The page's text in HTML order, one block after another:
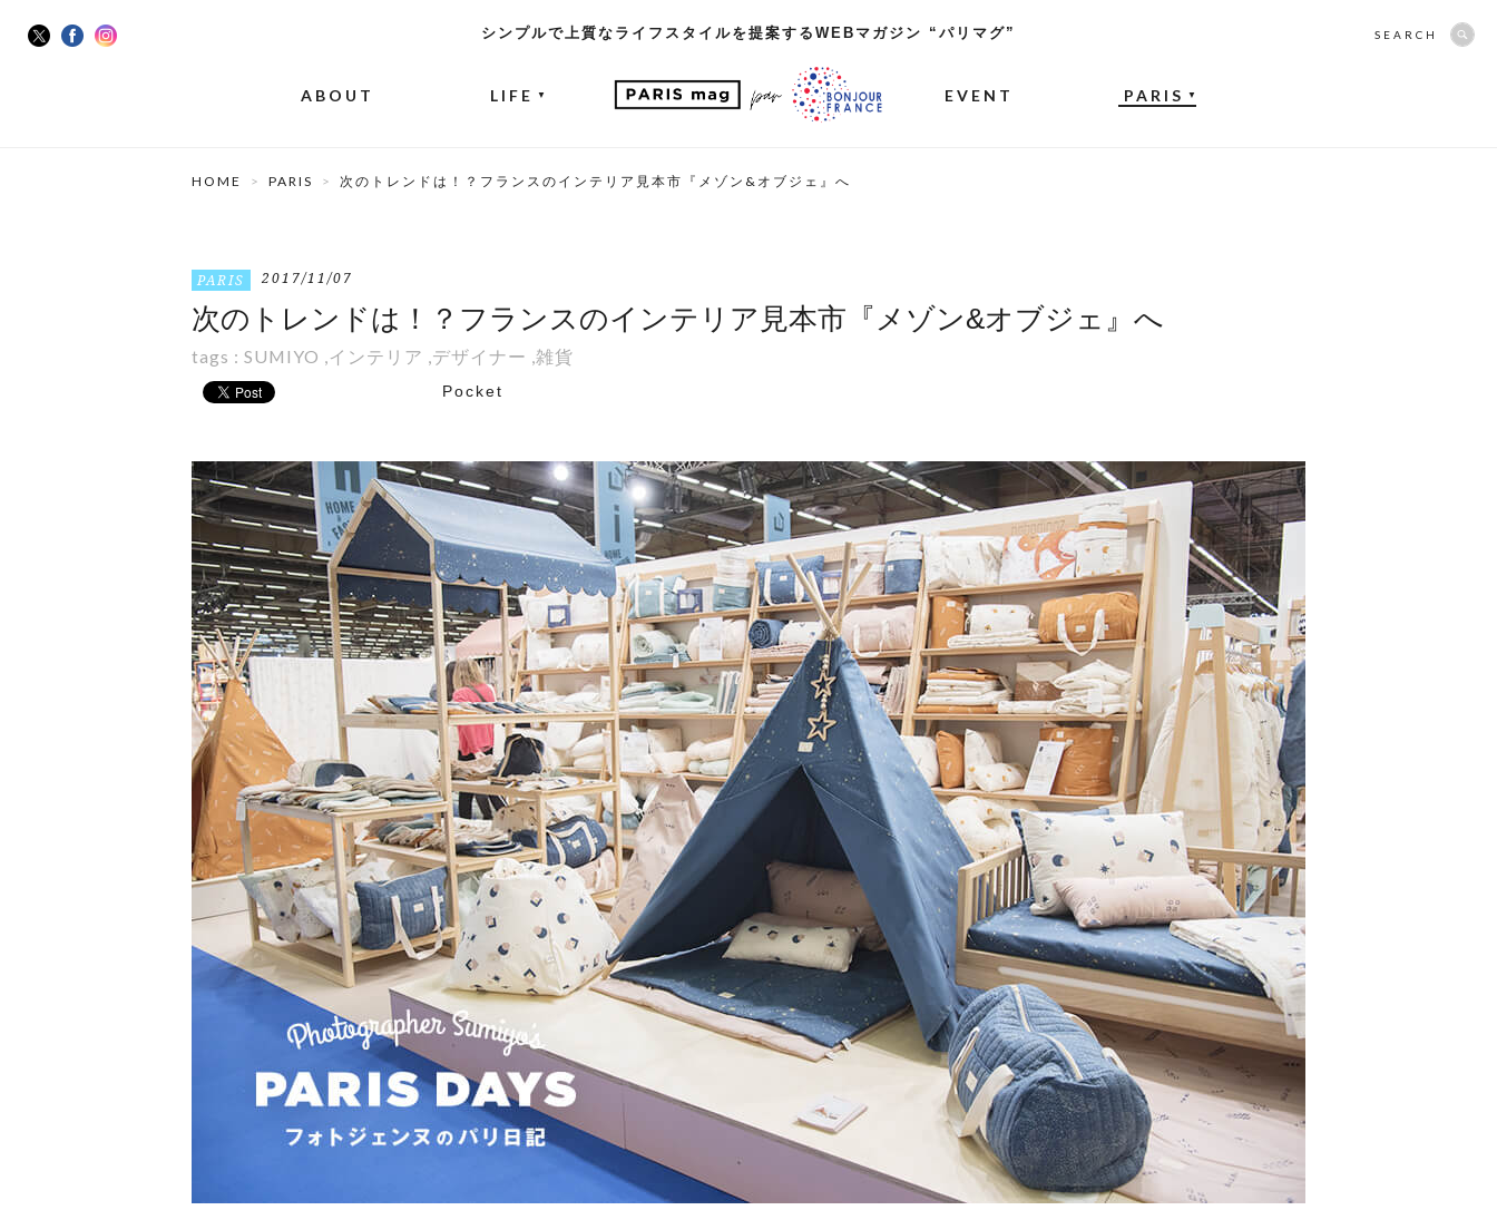
シンプルで上質なライフスタイルを提案するWEBマガジン “パリマグ”
ABOUT LIFE ▼ EVENT PARIS ▼
SEARCH
HOME PARIS 次のトレンドは！？フランスのインテリア見本市『メゾン&オブジェ』へ
PARIS 2017/11/07
次のトレンドは！？フランスのインテリア見本市『メゾン&オブジェ』へ
tags : SUMIYO ,インテリア ,デザイナー ,雑貨
Pocket